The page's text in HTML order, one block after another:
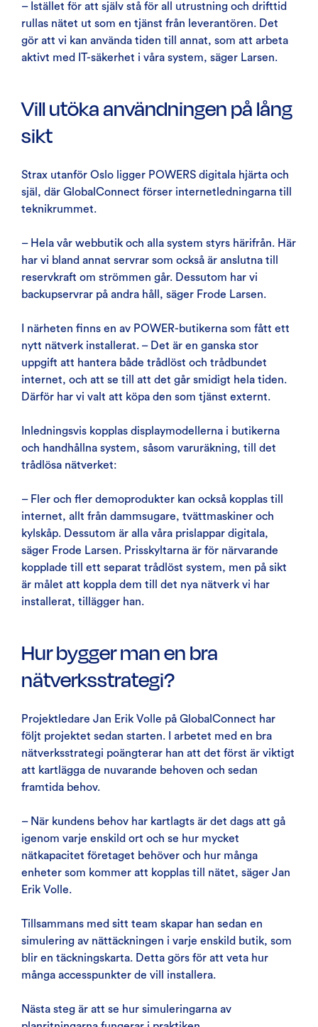
– Istället för att själv stå för all utrustning och drifttid
rullas nätet ut som en tjänst från leverantören. Det
gör att vi kan använda tiden till annat, som att arbeta
aktivt med IT-säkerhet i våra system, säger Larsen.
Vill utöka användningen på lång
sikt
Strax utanför Oslo ligger POWERS digitala hjärta och
själ, där GlobalConnect förser internetledningarna till
teknikrummet.
– Hela vår webbutik och alla system styrs härifrån. Här
har vi bland annat servrar som också är anslutna till
reservkraft om strömmen går. Dessutom har vi
backupservrar på andra håll, säger Frode Larsen.
I närheten finns en av POWER-butikerna som fått ett
nytt nätverk installerat. – Det är en ganska stor
uppgift att hantera både trådlöst och trådbundet
internet, och att se till att det går smidigt hela tiden.
Därför har vi valt att köpa den som tjänst externt.
Inledningsvis kopplas displaymodellerna i butikerna
och handhållna system, såsom varuräkning, till det
trådlösa nätverket:
– Fler och fler demoprodukter kan också kopplas till
internet, allt från dammsugare, tvättmaskiner och
kylskåp. Dessutom är alla våra prislappar digitala,
säger Frode Larsen. Prisskyltarna är för närvarande
kopplade till ett separat trådlöst system, men på sikt
är målet att koppla dem till det nya nätverk vi har
installerat, tillägger han.
Hur bygger man en bra
nätverksstrategi?
Projektledare Jan Erik Volle på GlobalConnect har
följt projektet sedan starten. I arbetet med en bra
nätverksstrategi poängterar han att det först är viktigt
att kartlägga de nuvarande behoven och sedan
framtida behov.
– När kundens behov har kartlagts är det dags att gå
igenom varje enskild ort och se hur mycket
nätkapacitet företaget behöver och hur många
enheter som kommer att kopplas till nätet, säger Jan
Erik Volle.
Tillsammans med sitt team skapar han sedan en
simulering av nättäckningen i varje enskild butik, som
blir en täckningskarta. Detta görs för att veta hur
många accesspunkter de vill installera.
Nästa steg är att se hur simuleringarna av